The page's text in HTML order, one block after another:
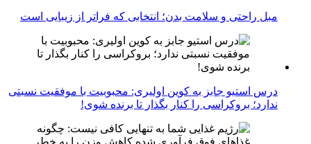
مبل راحتی و سلامت بدن؛ انتخابی که فراتر از زیبایی است
درس استیو جابز به کوین اولیری: محبوبیت با موفقیت نسبتی
ندارد؛ بروکراسی را کنار بگذار تا برنده شوی!